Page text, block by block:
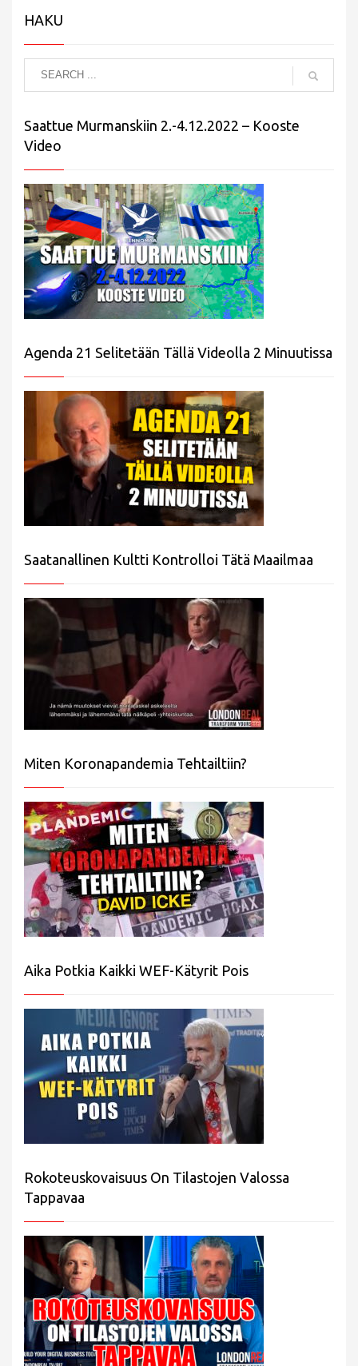
HAKU
Saattue Murmanskiin 2.-4.12.2022 – Kooste
Video
Agenda 21 Selitetään Tällä Videolla 2 Minuutissa
Saatanallinen Kultti Kontrolloi Tätä Maailmaa
Miten Koronapandemia Tehtailtiin?
Aika Potkia Kaikki WEF-Kätyrit Pois
Rokoteuskovaisuus On Tilastojen Valossa
Tappavaa